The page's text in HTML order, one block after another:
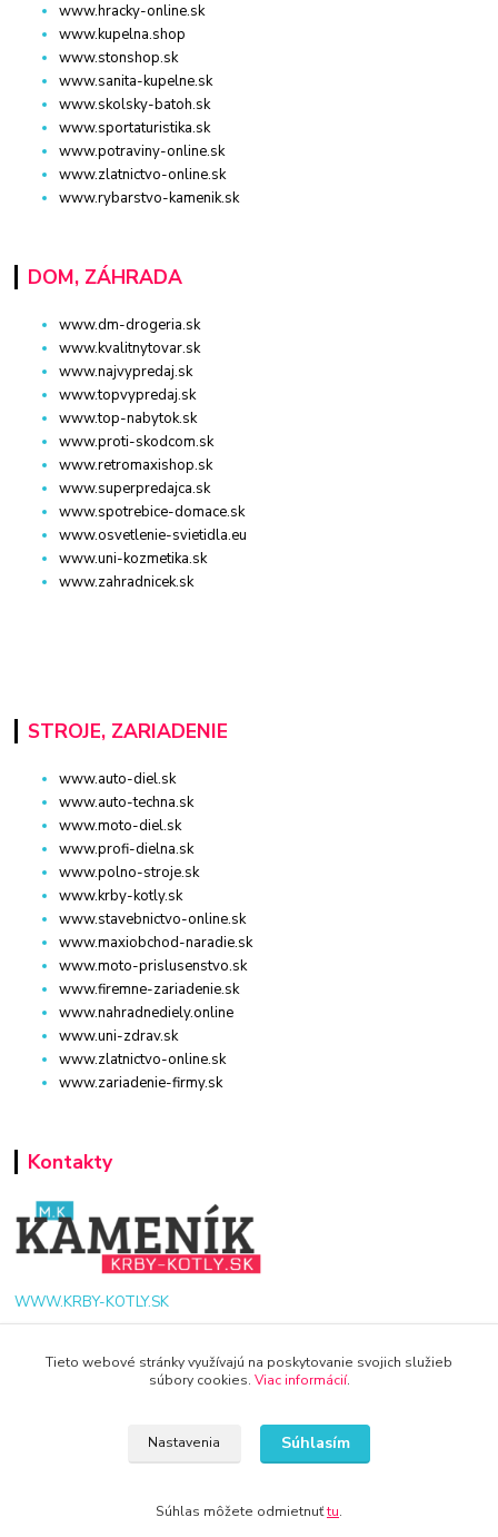
www.hracky-online.sk
www.kupelna.shop
www.stonshop.sk
www.sanita-kupelne.sk
www.skolsky-batoh.sk
www.sportaturistika.sk
www.potraviny-online.sk
www.zlatnictvo-online.sk
www.rybarstvo-kamenik.sk
DOM, ZÁHRADA
www.dm-drogeria.sk
www.kvalitnytovar.sk
www.najvypredaj.sk
www.topvypredaj.sk
www.top-nabytok.sk
www.proti-skodcom.sk
www.retromaxishop.sk
www.superpredajca.sk
www.spotrebice-domace.sk
www.osvetlenie-svietidla.eu
www.uni-kozmetika.sk
www.zahradnicek.sk
STROJE, ZARIADENIE
www.auto-diel.sk
www.auto-techna.sk
www.moto-diel.sk
www.profi-dielna.sk
www.polno-stroje.sk
www.krby-kotly.sk
www.stavebnictvo-online.sk
www.maxiobchod-naradie.sk
www.moto-prislusenstvo.sk
www.firemne-zariadenie.sk
www.nahradnediely.online
www.uni-zdrav.sk
www.zlatnictvo-online.sk
www.zariadenie-firmy.sk
Kontakty
WWW.KRBY-KOTLY.SK
Tieto webové stránky využívajú na poskytovanie svojich služieb
súbory cookies. Viac informácií.
Nastavenia Súhlasím
Súhlas môžete odmietnuťtu.